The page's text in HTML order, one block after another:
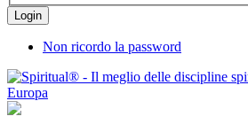
Non ricordo la password